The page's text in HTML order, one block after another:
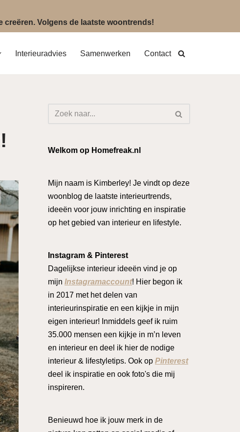
Volgens de laatste woontrends!
Interieuradvies Samenwerken Contact
Welkom op Homefreak.nl
Mijn naam is Kimberley! Je vindt op deze
woonblog de laatste interieurtrends,
ideeën voor jouw inrichting en inspiratie
op het gebied van interieur en lifestyle.
Instagram & Pinterest
Dagelijkse interieur ideeën vind je op
mijn Instagramaccount! Hier begon ik
in 2017 met het delen van
interieurinspiratie en een kijkje in mijn
eigen interieur! Inmiddels geef ik ruim
35.000 mensen een kijkje in m’n leven
en interieur en deel ik hier de nodige
interieur & lifestyletips. Ook op Pinterest
deel ik inspiratie en ook foto's die mij
inspireren.
Benieuwd hoe ik jouw merk in de